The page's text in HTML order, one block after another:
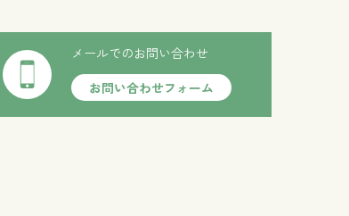
メールでのお問い合わせ
お問い合わせフォーム